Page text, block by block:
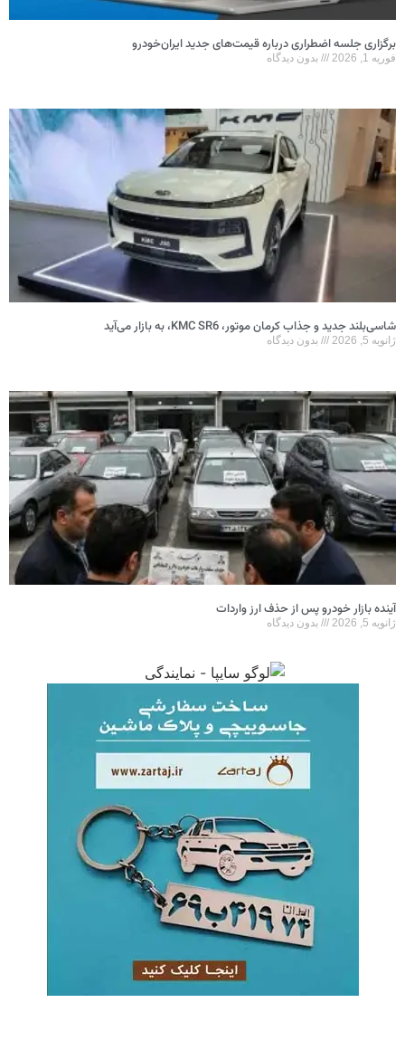
برگزاری جلسه اضطراری درباره قیمت‌های جدید ایران‌خودرو
فوریه 1, 2026 بدون دیدگاه
شاسی‌بلند جدید و جذاب کرمان موتور، KMC SR6، به بازار می‌آید
ژانویه 5, 2026 بدون دیدگاه
آینده بازار خودرو پس از حذف ارز واردات
ژانویه 5, 2026 بدون دیدگاه